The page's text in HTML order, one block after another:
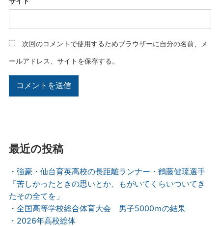
次回のコメントで使用するためブラウザーに自分の名前、メ
ールアドレス、サイトを保存する。
最近の投稿
・強豪・仙台育英高校の長距離ランナー・鶴藤健琉選手
「苦しかったときの思いとか、もがいてくらいついてき
たその全てを」
・全国高等学校総合体育大会 男子5000ｍの結果
・2026年高校総体